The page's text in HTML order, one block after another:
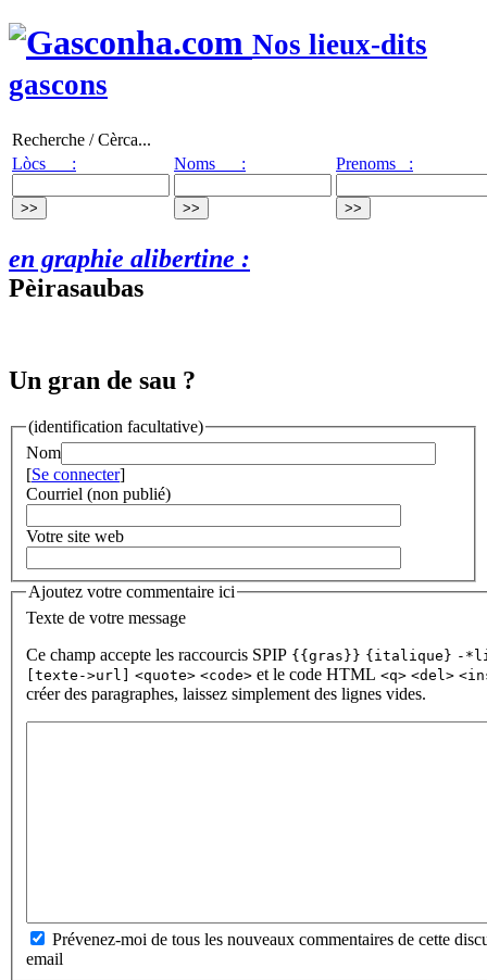
Nos lieux-dits
gascons
Recherche / Cèrca...
Lòcs :
Noms : Prenoms :
en graphie alibertine :
Pèirasaubas
Un gran de sau ?
(identification facultative)
Nom
[Se connecter]
Courriel (non publié)
Votre site web
Ajoutez votre commentaire ici
Texte de votre message
Ce champ accepte les raccourcis SPIP {{gras}} {italique} -
[texte->url] <quote> <code> et le code HTML <q> <del>
créer des paragraphes, laissez simplement des lignes vides.
Prévenez-moi de tous les nouveaux commentaires de cette
email